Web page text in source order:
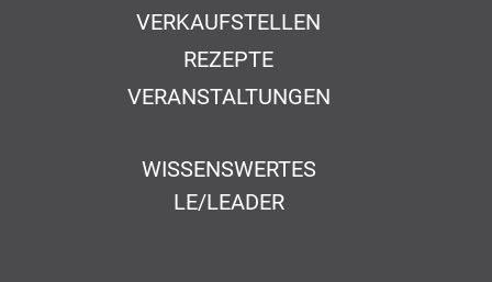
VERKAUFSTELLEN
REZEPTE
VERANSTALTUNGEN
WISSENSWERTES
LE/LEADER